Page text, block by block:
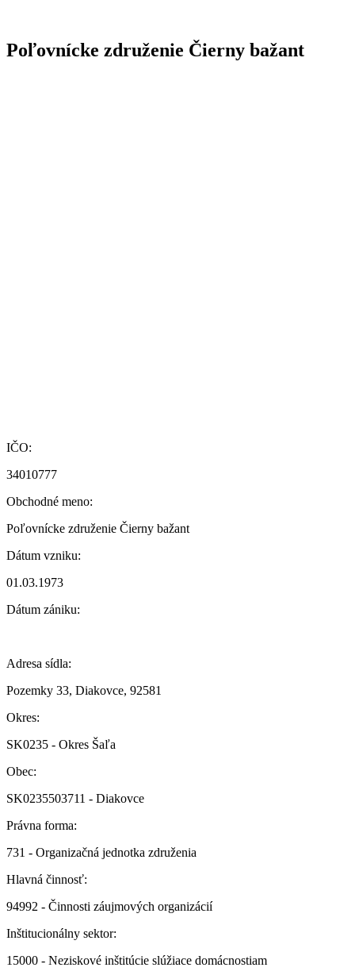
Poľovnícke združenie Čierny bažant
IČO:
34010777
Obchodné meno:
Poľovnícke združenie Čierny bažant
Dátum vzniku:
01.03.1973
Dátum zániku:
Adresa sídla:
Pozemky 33, Diakovce, 92581
Okres:
SK0235 - Okres Šaľa
Obec:
SK0235503711 - Diakovce
Právna forma:
731 - Organizačná jednotka združenia
Hlavná činnosť:
94992 - Činnosti záujmových organizácií
Inštitucionálny sektor:
15000 - Neziskové inštitúcie slúžiace domácnostiam